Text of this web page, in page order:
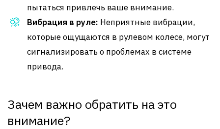
пытаться привлечь ваше внимание.
Вибрация в руле: Неприятные вибрации,
которые ощущаются в рулевом колесе, могут
сигнализировать о проблемах в системе
привода.
Зачем важно обратить на это
внимание?